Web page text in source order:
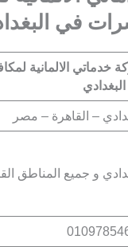
في
خدماتي الالمانية
– القاهرة – مصر
و جميع المناطق